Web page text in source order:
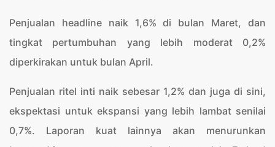
Penjualan headline naik 1,6% di bulan Maret, dan
tingkat pertumbuhan yang lebih moderat 0,2%
diperkirakan untuk bulan April.
Penjualan ritel inti naik sebesar 1,2% dan juga di sini,
ekspektasi untuk ekspansi yang lebih lambat senilai
0,7%. Laporan kuat lainnya akan menurunkan